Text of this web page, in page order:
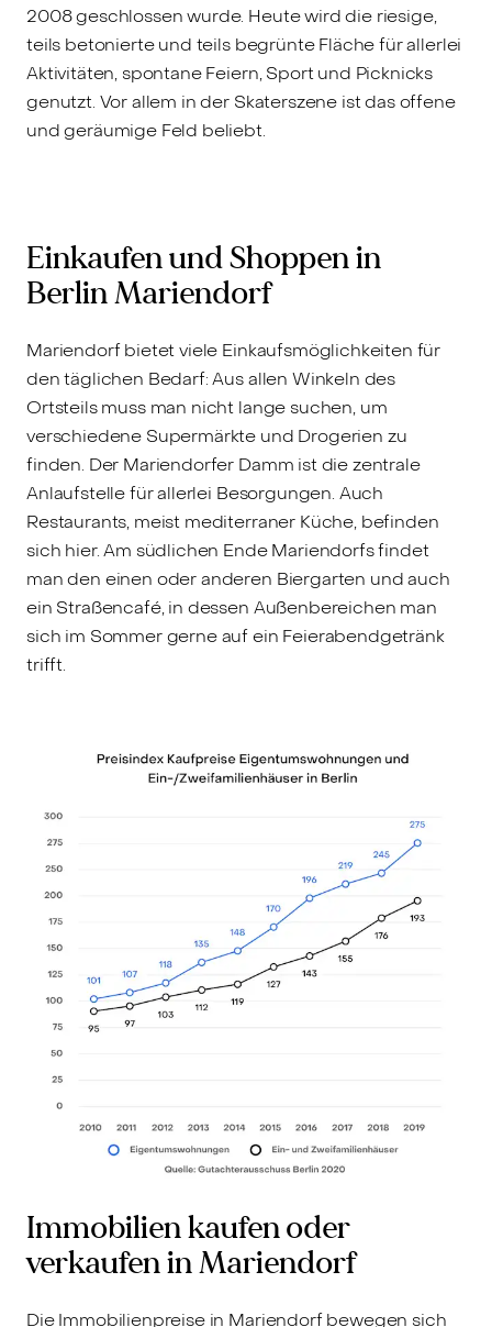
2008 geschlossen wurde. Heute wird die riesige,
teils betonierte und teils begrünte Fläche für allerlei
Aktivitäten, spontane Feiern, Sport und Picknicks
genutzt. Vor allem in der Skaterszene ist das offene
und geräumige Feld beliebt.
Einkaufen und Shoppen in
Berlin Mariendorf
Mariendorf bietet viele Einkaufsmöglichkeiten für
den täglichen Bedarf: Aus allen Winkeln des
Ortsteils muss man nicht lange suchen, um
verschiedene Supermärkte und Drogerien zu
finden. Der Mariendorfer Damm ist die zentrale
Anlaufstelle für allerlei Besorgungen. Auch
Restaurants, meist mediterraner Küche, befinden
sich hier. Am südlichen Ende Mariendorfs findet
man den einen oder anderen Biergarten und auch
ein Straßencafé, in dessen Außenbereichen man
sich im Sommer gerne auf ein Feierabendgetränk
trifft.
Immobilien kaufen oder
verkaufen in Mariendorf
Die Immobilienpreise in Mariendorf bewegen sich